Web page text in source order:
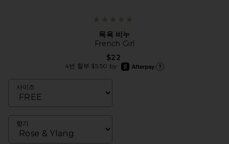
목욕 비누
French Girl
$22
4번 할부 $5.50 by
afterpay
사이즈
향기